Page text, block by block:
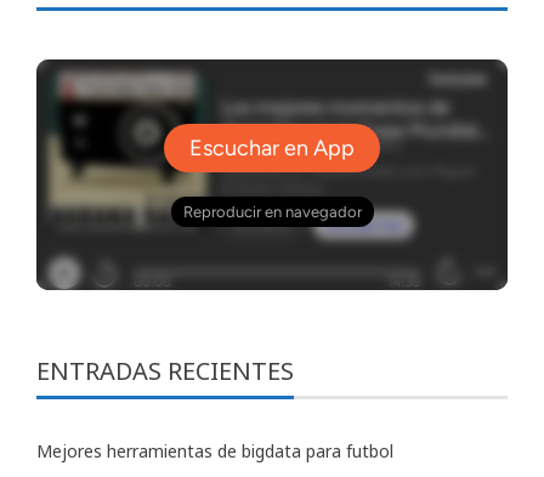
ENTRADAS RECIENTES
Mejores herramientas de bigdata para futbol